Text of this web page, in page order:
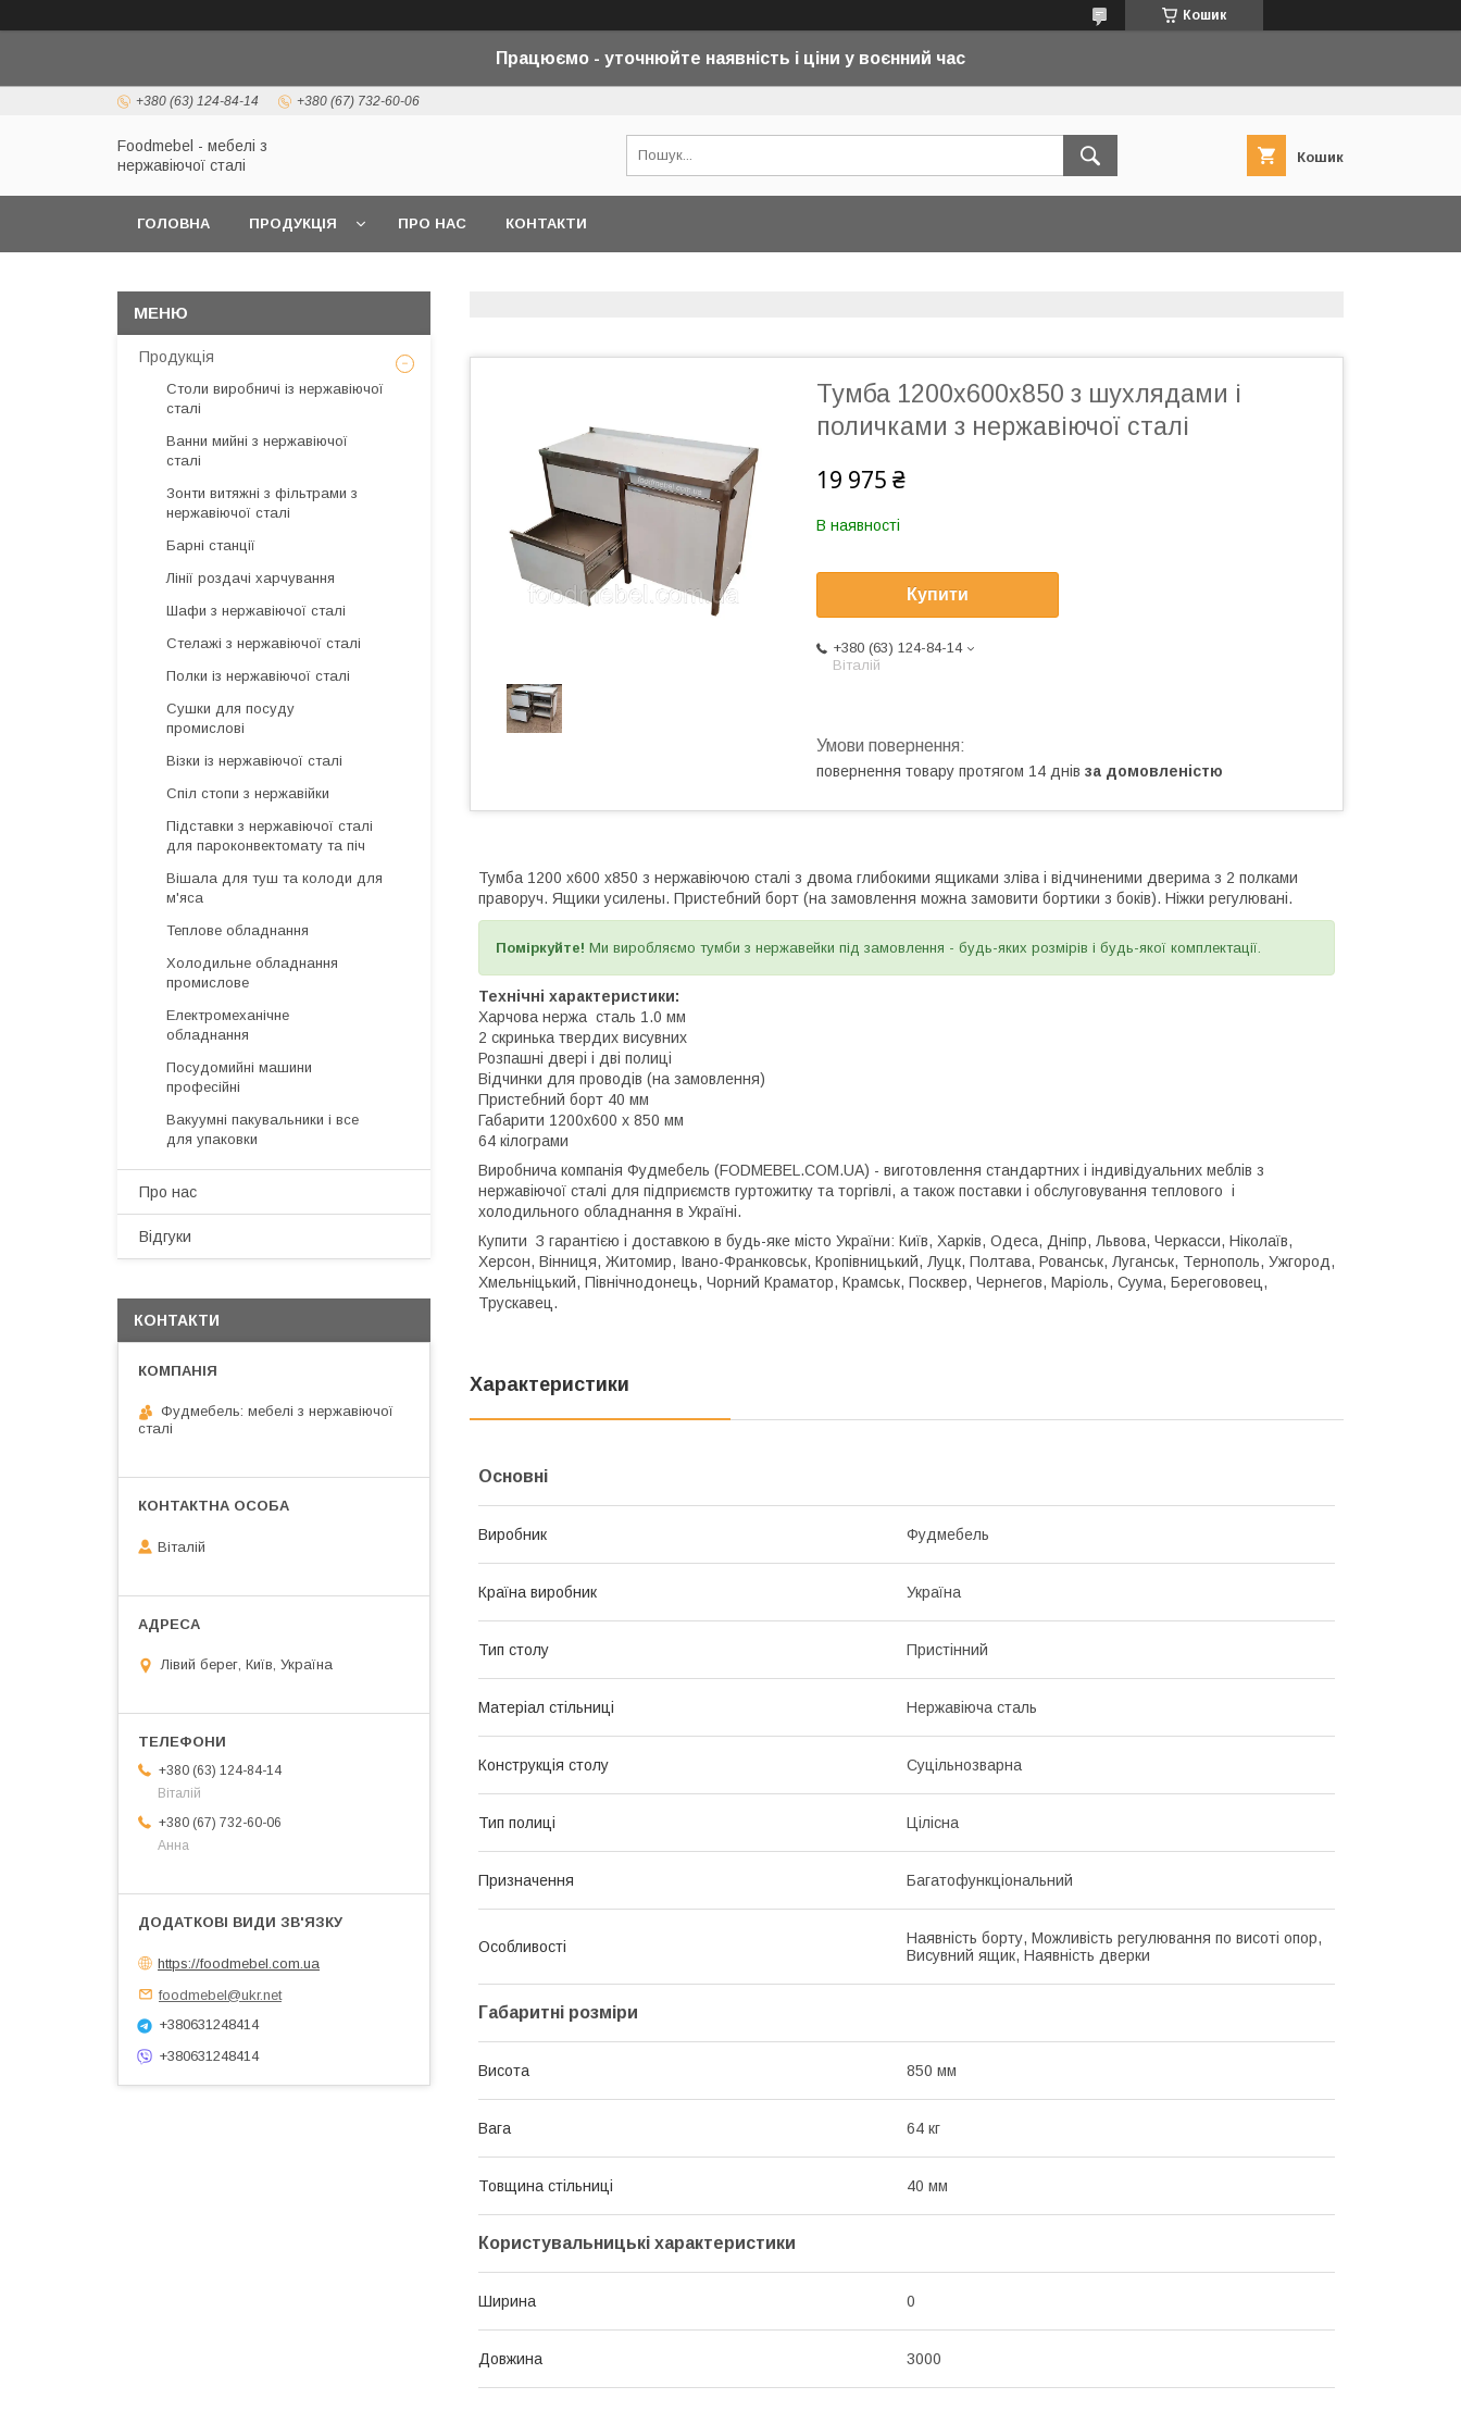
Кошик
Працюємо - уточнюйте наявність і ціни у воєнний час
+380 (63) 124-84-14 +380 (67) 732-60-06
Foodmebel - мебелі з
нержавіючої сталі
Кошик
ГОЛОВНА ПРОДУКЦІЯ ПРО НАС КОНТАКТИ
Тумба 1200x600x850 з шухлядами і
поличками з нержавіючої сталі
19 975 ₴
В наявності
Купити
+380 (63) 124-84-14
Віталій
повернення товару протягом 14 днів за домовленістю
Тумба 1200 x600 x850 з нержавіючою сталі з двома глибокими ящиками зліва і відчиненими дверима з 2 полками
праворуч. Ящики усилены. Пристебний борт (на замовлення можна замовити бортики з боків). Ніжки регулювані.
Поміркуйте! Ми виробляємо тумби з нержавейки під замовлення - будь-яких розмірів і будь-якої комплектації.
Технічні характеристики:
Харчова нержа сталь 1.0 мм
2 скринька твердих висувних
Розпашні двері і дві полиці
Відчинки для проводів (на замовлення)
Пристебний борт 40 мм
Габарити 1200x600 x 850 мм
64 кілограми
Виробнича компанія Фудмебель (FODMEBEL.СOM.UA) - виготовлення стандартних і індивідуальних меблів з
нержавіючої сталі для підприємств гуртожитку та торгівлі, а також поставки і обслуговування теплового і
холодильного обладнання в Україні.
Купити З гарантією і доставкою в будь-яке місто України: Київ, Харків, Одеса, Дніпр, Львова, Черкасси, Ніколаїв,
Херсон, Вінниця, Житомир, Івано-Франковськ, Кропівницький, Луцк, Полтава, Рованськ, Луганськ, Тернополь, Ужгород,
Хмельніцький, Північнодонець, Чорний Краматор, Крамськ, Посквер, Чернегов, Маріоль, Суума, Берегововец,
Трускавец.
Характеристики
Основні
Виробник Фудмебель
Країна виробник Україна
Тип столу Пристінний
Матеріал стільниці Нержавіюча сталь
Конструкція столу Суцільнозварна
Тип полиці Цілісна
Призначення Багатофункціональний
Особливості
Наявність борту, Можливість регулювання по висоті опор,
Висувний ящик, Наявність дверки
Габаритні розміри
Висота 850 мм
Вага 64 кг
Товщина стільниці 40 мм
Користувальницькі характеристики
Ширина 0
Довжина 3000
Продукція
Столи виробничі із нержавіючої
сталі
Ванни мийні з нержавіючої
сталі
Зонти витяжні з фільтрами з
нержавіючої сталі
Барні станції
Лінії роздачі харчування
Шафи з нержавіючої сталі
Стелажі з нержавіючої сталі
Полки із нержавіючої сталі
Сушки для посуду
промислові
Візки із нержавіючої сталі
Спіл стопи з нержавійки
Підставки з нержавіючої сталі
для пароконвектомату та піч
Вішала для туш та колоди для
м'яса
Теплове обладнання
Холодильне обладнання
промислове
Електромеханічне
обладнання
Посудомийні машини
професійні
Вакуумні пакувальники і все
для упаковки
Про нас
Відгуки
КОНТАКТИ
Фудмебель: мебелі з нержавіючої
сталі
Віталій
Лівий берег, Київ, Україна
+380 (63) 124-84-14
Віталій
+380 (67) 732-60-06
Анна
https://foodmebel.com.ua
foodmebel@ukr.net
+380631248414
+380631248414